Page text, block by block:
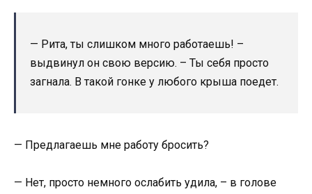
— Рита, ты слишком много работаешь! –
выдвинул он свою версию. – Ты себя просто
загнала. В такой гонке у любого крыша поедет.
— Предлагаешь мне работу бросить?
— Нет, просто немного ослабить удила, – в голове